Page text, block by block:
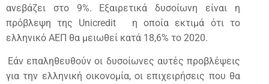
ανεβάζει στο 9%. Εξαιρετικά δυσοίωνη είναι η
πρόβλεψη της Unicredit
η οποία εκτιμά ότι το
ελληνικό ΑΕΠ θα μειωθεί κατά 18,6% το 2020.
Εάν επαληθευθούν οι δυσοίωνες αυτές προβλέψεις
για την ελληνική οικονομία, οι επιχειρήσεις που θα